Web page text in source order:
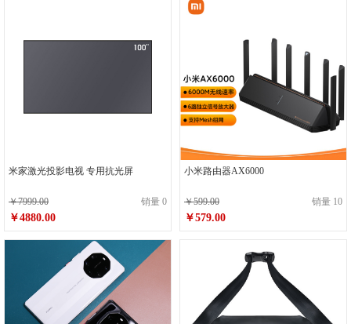
米家激光投影电视 专用抗光屏
￥7999.00 销量 0
￥4880.00
小米路由器AX6000
￥599.00 销量 10
￥579.00